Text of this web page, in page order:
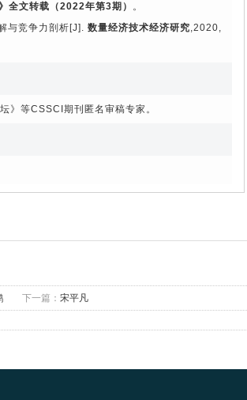
全文转载（2022年第3期）
。
与竞争力剖析 [J]. 数量经济技术经济研究,2020,
》等CSSCI 期刊匿名审稿专家。
下一篇： 宋平凡